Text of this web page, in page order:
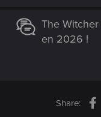
The
en 2026 !
Share: